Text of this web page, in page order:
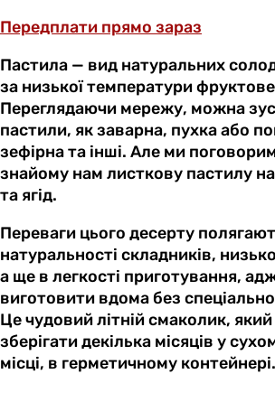
Передплати прямо зараз
Пастила — вид натуральних
за низької температури
Переглядаючи мережу, можна
пастили, як заварна, пухка або
зефірна та інші. Але ми
знайому нам листкову пастилу
та ягід.
Переваги цього десерту
натуральності складників,
а ще в легкості приготування,
виготовити вдома без
Це чудовий літній смаколик,
зберігати декілька місяців у
місці, в герметичному контейнері.